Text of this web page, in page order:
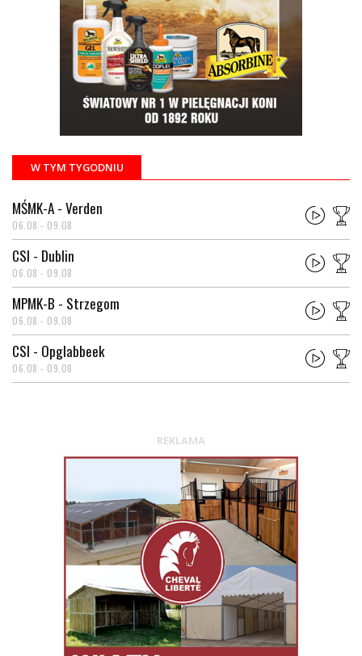
W TYM TYGODNIU
MŚMK-A - Verden
06.08 - 09.08
CSI - Dublin
06.08 - 09.08
MPMK-B - Strzegom
06.08 - 09.08
CSI - Opglabbeek
06.08 - 09.08
REKLAMA